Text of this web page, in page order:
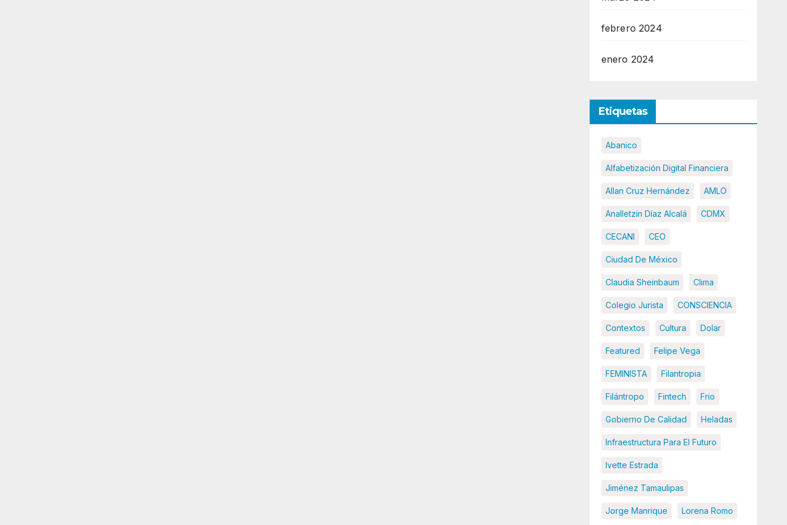
febrero 2024
enero 2024
Etiquetas
Abanico
Alfabetización Digital Financiera
Allan Cruz Hernández AMLO
Analletzin Díaz Alcalá CDMX
CECANI CEO
Ciudad De México
Claudia Sheinbaum Clima
Colegio Jurista CONSCIENCIA
Contextos Cultura Dolar
Featured Felipe Vega
FEMINISTA Filantropia
Filántropo Fintech Frio
Gobierno De Calidad Heladas
Infraestructura Para El Futuro
Ivette Estrada
Jiménez Tamaulipas
Jorge Manrique Lorena Romo